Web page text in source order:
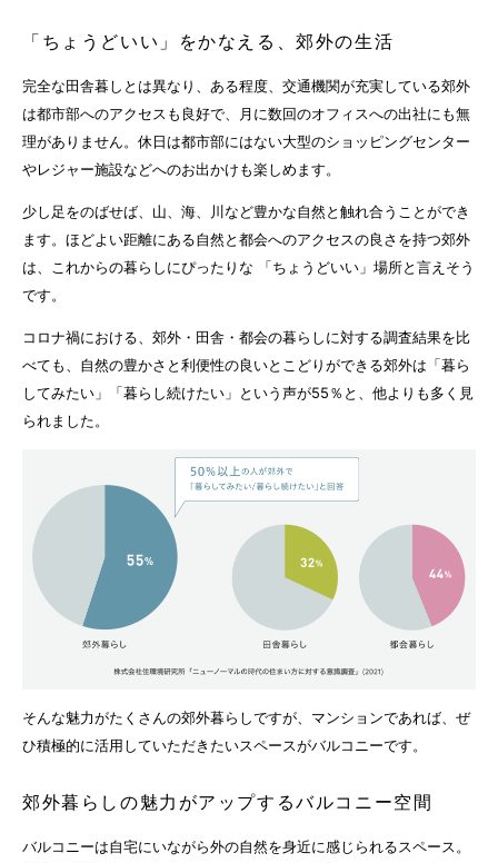
「ちょうどいい」をかなえる、郊外の生活
完全な田舎暮しとは異なり、ある程度、交通機関が充実している郊外
は都市部へのアクセスも良好で、月に数回のオフィスへの出社にも無
理がありません。休日は都市部にはない大型のショッピングセンター
やレジャー施設などへのお出かけも楽しめます。
少し足をのばせば、山、海、川など豊かな自然と触れ合うことができ
ます。ほどよい距離にある自然と都会へのアクセスの良さを持つ郊外
は、これからの暮らしにぴったりな 「ちょうどいい」場所と言えそう
です。
コロナ禍における、郊外・田舎・都会の暮らしに対する調査結果を比
べても、自然の豊かさと利便性の良いとこどりができる郊外は「暮ら
してみたい」「暮らし続けたい」という声が55％と、他よりも多く見
られました。
そんな魅力がたくさんの郊外暮らしですが、マンションであれば、ぜ
ひ積極的に活用していただきたいスペースがバルコニーです。
郊外暮らしの魅力がアップするバルコニー空間
バルコニーは自宅にいながら外の自然を身近に感じられるスペース。